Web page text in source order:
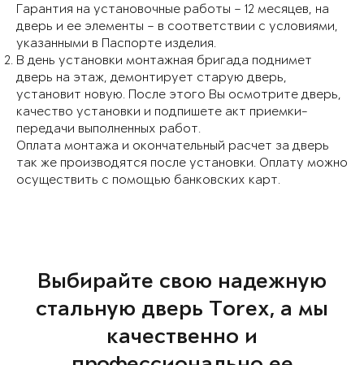
Гарантия на установочные работы – 12 месяцев, на
дверь и ее элементы – в соответствии с условиями,
указанными в Паспорте изделия.
В день установки монтажная бригада поднимет
дверь на этаж, демонтирует старую дверь,
установит новую. После этого Вы осмотрите дверь,
качество установки и подпишете акт приемки-
передачи выполненных работ.
Оплата монтажа и окончательный расчет за дверь
так же производятся после установки. Оплату можно
осуществить с помощью банковских карт.
Выбирайте свою надежную
стальную дверь Torex, а мы
качественно и